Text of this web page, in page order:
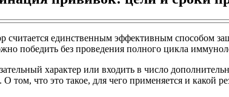
считается единственным эффективным способом
победить без проведения полного цикла
характер или входить в число
том, что это такое, для чего применяется и какой